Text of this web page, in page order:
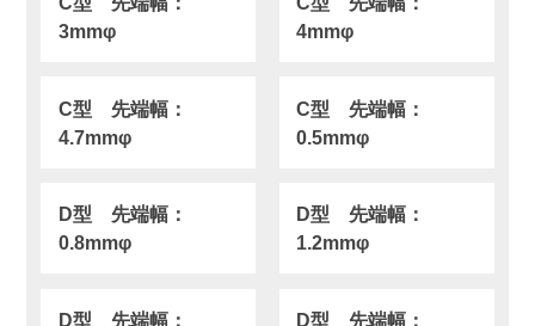
3mmφ
4mmφ
C型 先端幅：
4.7mmφ
C型 先端幅：
0.5mmφ
D型 先端幅：
0.8mmφ
D型 先端幅：
1.2mmφ
D型 先端幅：
D型 先端幅：